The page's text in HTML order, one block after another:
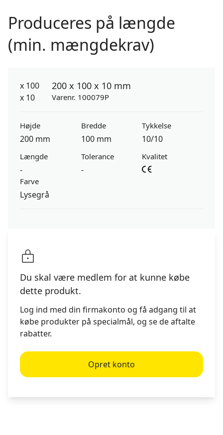
Produceres på længde
(min. mængdekrav)
200 x 100 x 10 mm
Varenr. 100079P
Højde
200 mm
Bredde
100 mm
Tykkelse
10/10
Længde
-
Tolerance
-
Kvalitet
Farve
Lysegrå
Du skal være medlem for at kunne købe
dette produkt.
Log ind med din firmakonto og få adgang til at
købe produkter på specialmål, og se de aftalte
rabatter.
Opret konto